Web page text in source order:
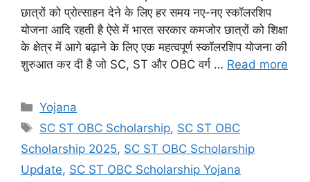
छात्रों को प्रोत्साहन देने के लिए हर समय नए-नए स्कॉलरशिप
योजना आदि रहती है ऐसे में भारत सरकार कमजोर छात्रों को शिक्षा
के क्षेत्र में आगे बढ़ाने के लिए एक महत्वपूर्ण स्कॉलरशिप योजना की
शुरुआत कर दी है जो SC, ST और OBC वर्ग … Read more
Categories
Yojana
Tags
SC ST OBC Scholarship, SC ST OBC
Scholarship 2025, SC ST OBC Scholarship
Update, SC ST OBC Scholarship Yojana